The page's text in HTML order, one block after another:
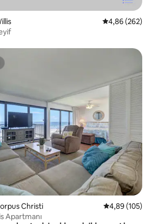
5 üzerinden
4,86 (262)
Christi 5 üzerinden
4,89 (105)
Apartmanı